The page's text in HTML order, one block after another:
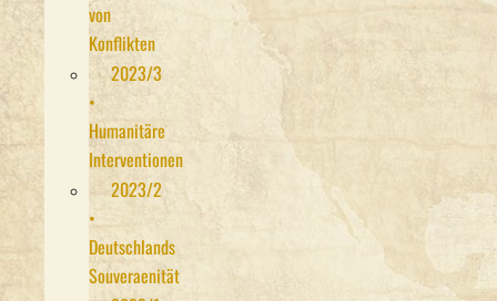
von
Konflikten
2023/3
•
Humanitäre
Interventionen
2023/2
•
Deutschlands
Souveraenität